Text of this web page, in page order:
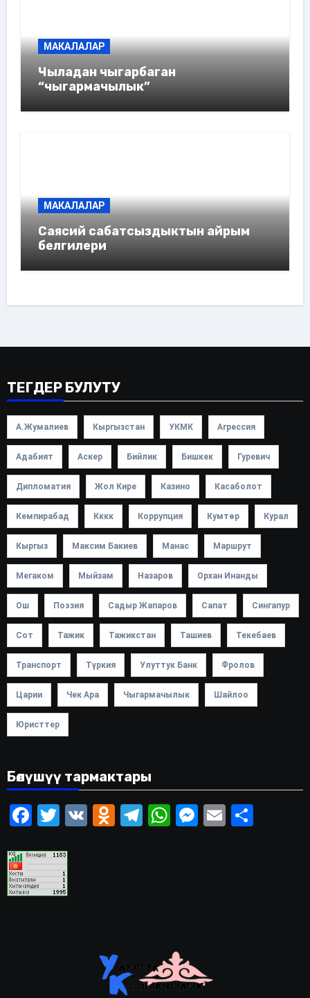
МАКАЛАЛАР
Чыладан чыгарбаган
“чыгармачылык”
МАКАЛАЛАР
Саясий сабатсыздыктын айрым
белгилери
ТЕГДЕР БУЛУТУ
А.Жумалиев Кыргызстан УКМК Агрессия
Адабият Аскер Бийлик Бишкек Гуревич
Дипломатия Жол Кире Казино Касаболот
Кемпирабад Кккк Коррупция Кумтөр Курал
Кыргыз Максим Бакиев Манас Маршрут
Мегаком Мыйзам Назаров Орхан Инанды
Ош Поэзия Садыр Жапаров Сапат Сингапур
Сот Тажик Тажикстан Ташиев Текебаев
Транспорт Түркия Улуттук Банк Фролов
Царии Чек Ара Чыгармачылык Шайлоо
Юристтер
Бөлүшүү тармактары
Facebook
Twitter
VKOdnoklassniki
Telegram
WhatsApp
Messenger
EmailShare